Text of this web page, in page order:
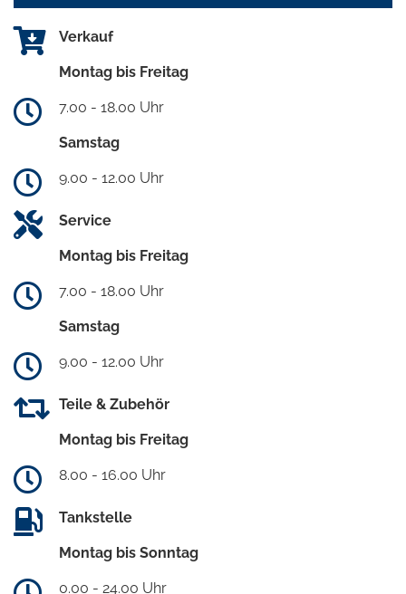
Verkauf
Montag bis Freitag
7.00 - 18.00 Uhr
Samstag
9.00 - 12.00 Uhr
Service
Montag bis Freitag
7.00 - 18.00 Uhr
Samstag
9.00 - 12.00 Uhr
Teile & Zubehör
Montag bis Freitag
8.00 - 16.00 Uhr
Tankstelle
Montag bis Sonntag
0.00 - 24.00 Uhr